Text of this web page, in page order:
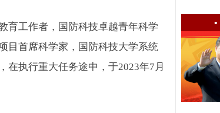
育工作者，国防科技卓越青年科学
目首席科学家，国防科技大学系统
在执行重大任务途中，于2023年7 月
•